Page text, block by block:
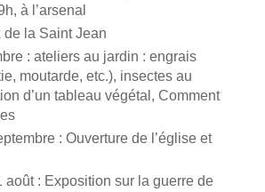
à l’arsenal
de la Saint Jean
: ateliers au jardin : engrais
moutarde, etc.), insectes au
d’un tableau végétal, Comment
: Ouverture de l’église et
août : Exposition sur la guerre de